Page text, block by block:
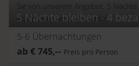
5 Nächte bleiben - 4
Sie von unserem Angebot: 5
im RelaxResort Kothmühle!
5-6 Übernachtungen
ab € 745,-- Preis pro Person